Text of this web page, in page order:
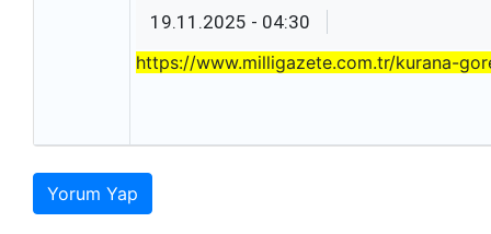
19.11.2025 - 04:30
https://www.milligazete.com.tr/kurana-
Yorum Yap